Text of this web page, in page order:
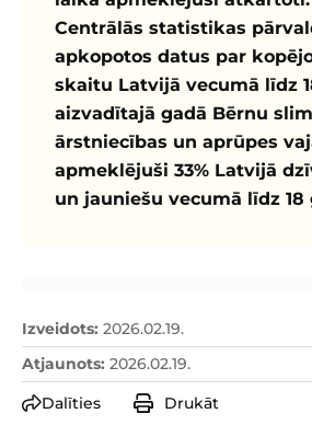
Centrālās statistikas
apkopotos datus par
skaitu Latvijā vecumā līdz
aizvadītajā gadā Bērnu
ārstniecības un aprūpes
apmeklējuši 33% Latvijā
un jauniešu vecumā līdz 18
Izveidots: 2026.02.19.
Atjaunots: 2026.02.19.
Dalīties
Drukāt